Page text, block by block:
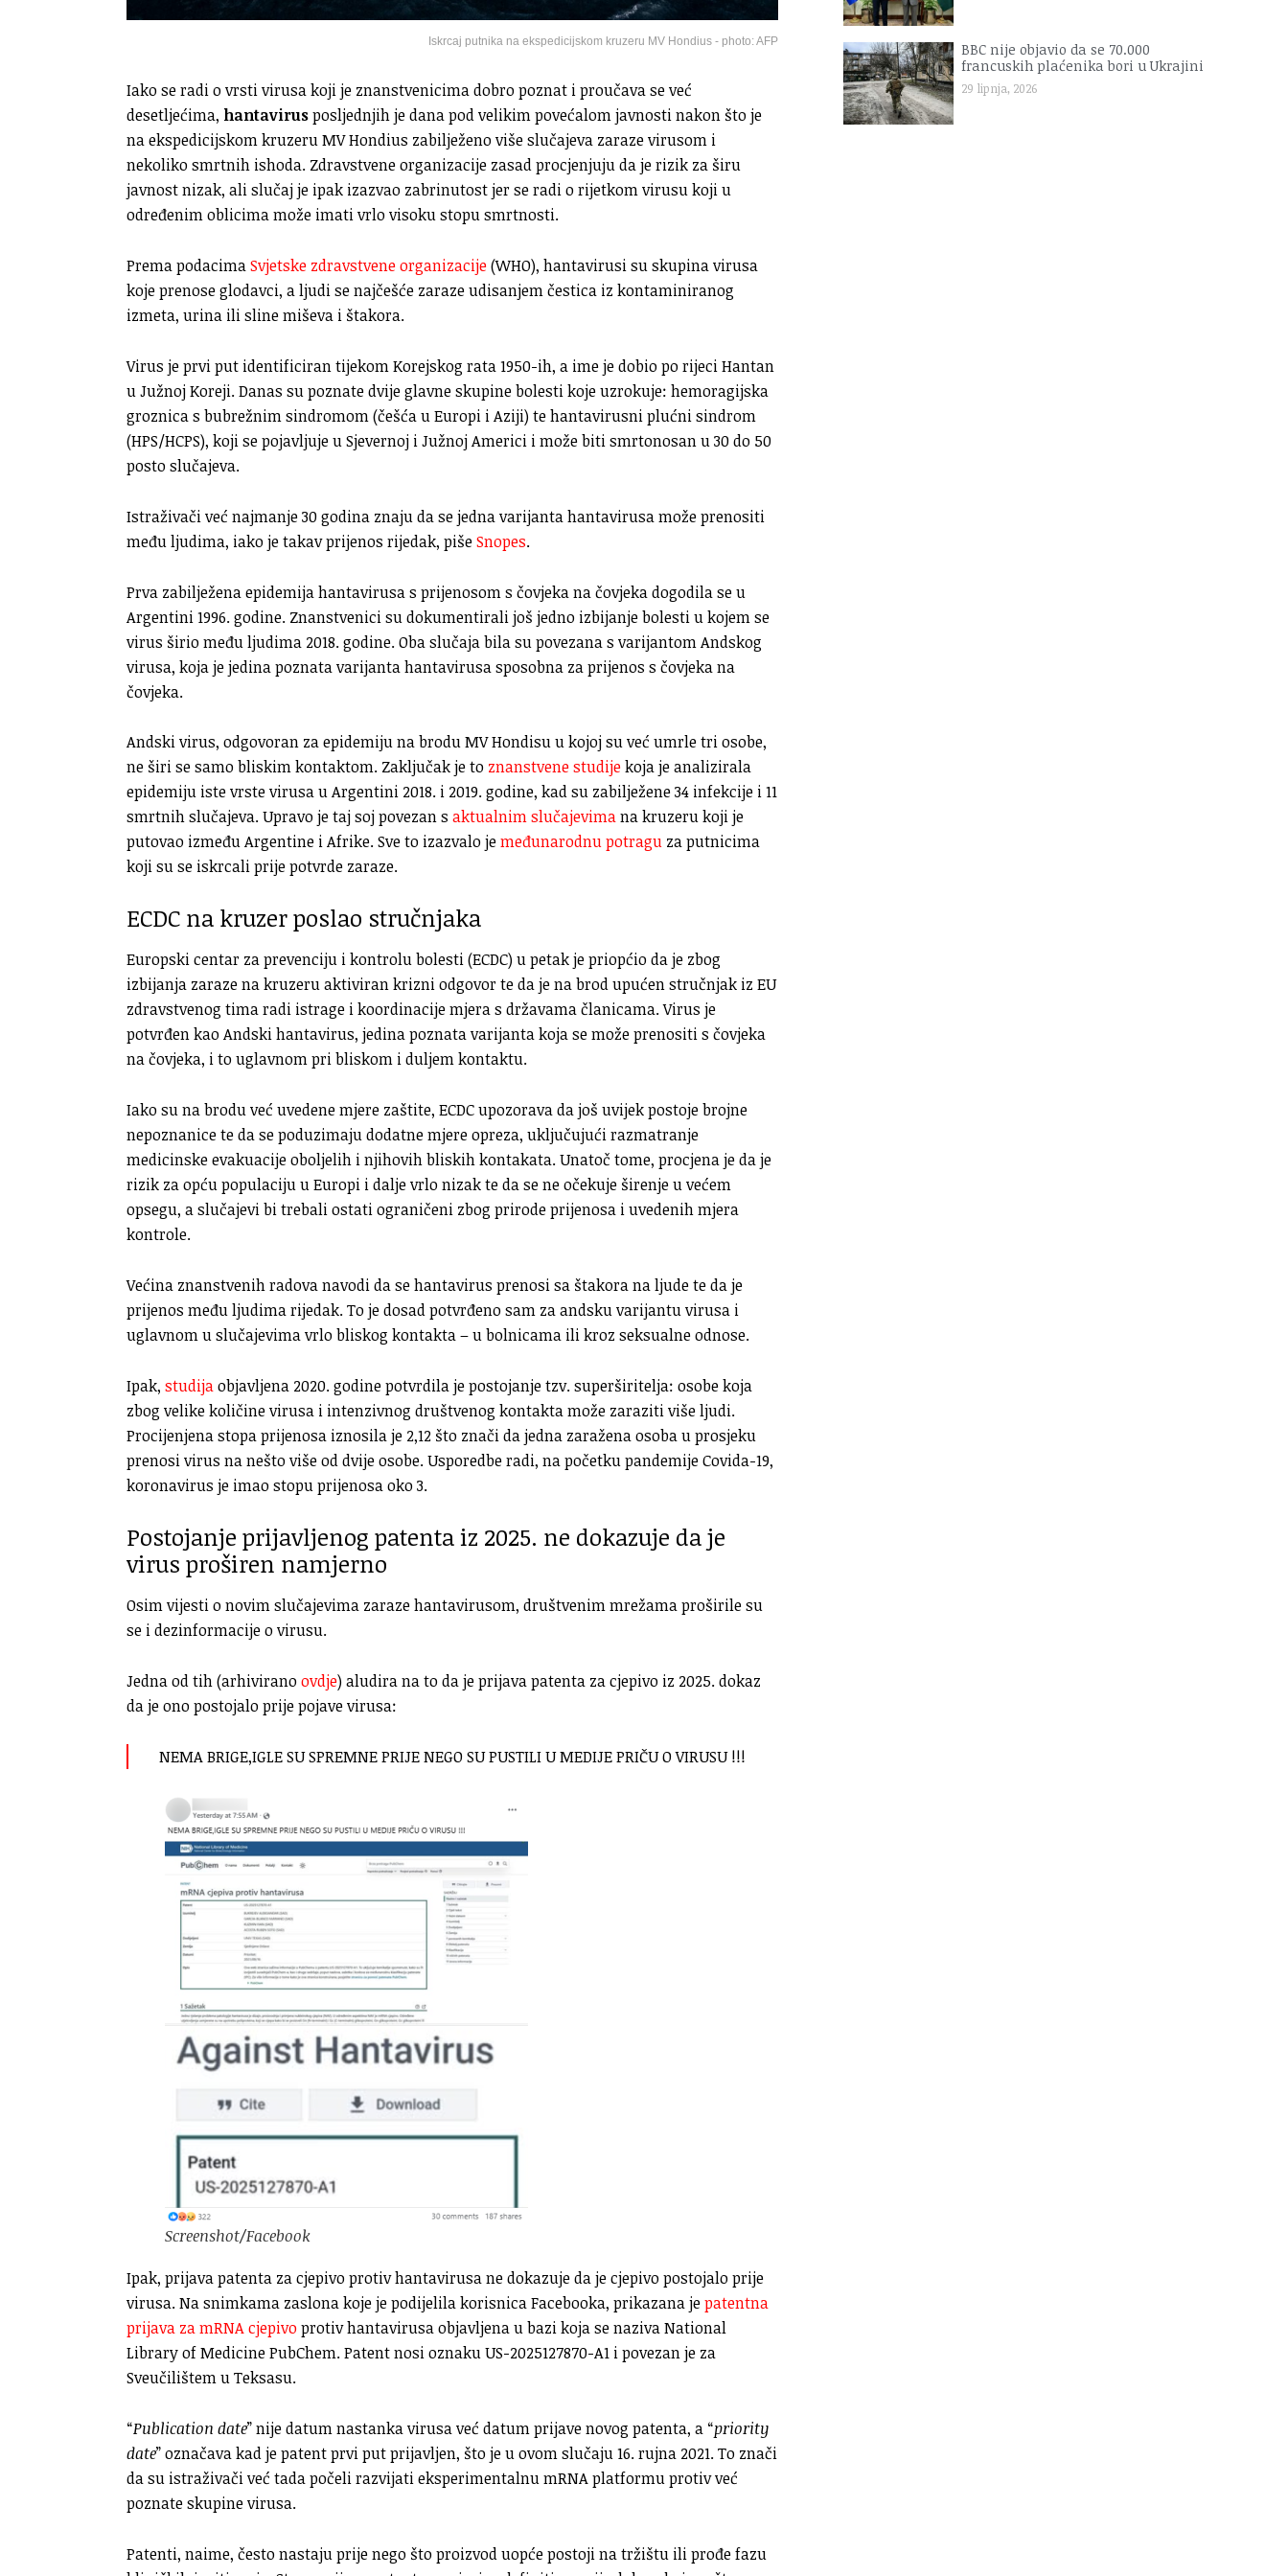
Iskrcaj putnika na ekspedicijskom kruzeru MV Hondius - photo: AFP
Iako se radi o vrsti virusa koji je znanstvenicima dobro poznat i proučava se već
desetljećima, hantavirusposljednjih je dana pod velikim povećalom javnosti nakon što je
na ekspedicijskom kruzeru MV Hondius zabilježeno više slučajeva zaraze virusom i
nekoliko smrtnih ishoda. Zdravstvene organizacije zasad procjenjuju da je rizik za širu
javnost nizak, ali slučaj je ipak izazvao zabrinutost jer se radi o rijetkom virusu koji u
određenim oblicima može imati vrlo visoku stopu smrtnosti.
Prema podacimaSvjetske zdravstvene organizacije(WHO), hantavirusi su skupina virusa
koje prenose glodavci, a ljudi se najčešće zaraze udisanjem čestica iz kontaminiranog
izmeta, urina ili sline miševa i štakora.
Virus je prvi put identificiran tijekom Korejskog rata 1950-ih, a ime je dobio po rijeci Hantan
u Južnoj Koreji. Danas su poznate dvije glavne skupine bolesti koje uzrokuje: hemoragijska
groznica s bubrežnim sindromom (češća u Europi i Aziji) te hantavirusni plućni sindrom
(HPS/HCPS), koji se pojavljuje u Sjevernoj i Južnoj Americi i može biti smrtonosan u 30 do 50
posto slučajeva.
Istraživači već najmanje 30 godina znaju da se jedna varijanta hantavirusa može prenositi
među ljudima, iako je takav prijenos rijedak, pišeSnopes.
Prva zabilježena epidemija hantavirusa s prijenosom s čovjeka na čovjeka dogodila se u
Argentini 1996. godine. Znanstvenici su dokumentirali još jedno izbijanje bolesti u kojem se
virus širio među ljudima 2018. godine. Oba slučaja bila su povezana s varijantom Andskog
virusa, koja je jedina poznata varijanta hantavirusa sposobna za prijenos s čovjeka na
čovjeka.
Andski virus, odgovoran za epidemiju na brodu MV Hondisu u kojoj su već umrle tri osobe,
ne širi se samo bliskim kontaktom. Zaključak je to znanstvene studijekoja je analizirala
epidemiju iste vrste virusa u Argentini 2018. i 2019. godine, kad su zabilježene 34 infekcije i 11
smrtnih slučajeva. Upravo je taj soj povezan s aktualnim slučajevimana kruzeru koji je
putovao između Argentine i Afrike. Sve to izazvalo jemeđunarodnu potragu za putnicima
koji su se iskrcali prije potvrde zaraze.
ECDC na kruzer poslao stručnjaka
Europski centar za prevenciju i kontrolu bolesti (ECDC) u petak je priopćio da je zbog
izbijanja zaraze na kruzeru aktiviran krizni odgovor te da je na brod upućen stručnjak iz EU
zdravstvenog tima radi istrage i koordinacije mjera s državama članicama. Virus je
potvrđen kao Andski hantavirus, jedina poznata varijanta koja se može prenositi s čovjeka
na čovjeka, i to uglavnom pri bliskom i duljem kontaktu.
Iako su na brodu već uvedene mjere zaštite, ECDC upozorava da još uvijek postoje brojne
nepoznanice te da se poduzimaju dodatne mjere opreza, uključujući razmatranje
medicinske evakuacije oboljelih i njihovih bliskih kontakata. Unatoč tome, procjena je da je
rizik za opću populaciju u Europi i dalje vrlo nizak te da se ne očekuje širenje u većem
opsegu, a slučajevi bi trebali ostati ograničeni zbog prirode prijenosa i uvedenih mjera
kontrole.
Većina znanstvenih radova navodi da se hantavirus prenosi sa štakora na ljude te da je
prijenos među ljudima rijedak. To je dosad potvrđeno sam za andsku varijantu virusa i
uglavnom u slučajevima vrlo bliskog kontakta – u bolnicama ili kroz seksualne odnose.
Ipak, studijaobjavljena 2020. godine potvrdila je postojanje tzv. superširitelja: osobe koja
zbog velike količine virusa i intenzivnog društvenog kontakta može zaraziti više ljudi.
Procijenjena stopa prijenosa iznosila je 2,12 što znači da jedna zaražena osoba u prosjeku
prenosi virus na nešto više od dvije osobe. Usporedbe radi, na početku pandemije Covida-19,
koronavirus je imao stopu prijenosa oko 3.
Postojanje prijavljenog patenta iz 2025. ne dokazuje da je
virus proširen namjerno
Osim vijesti o novim slučajevima zaraze hantavirusom, društvenim mrežama proširile su
se i dezinformacije o virusu.
Jedna od tih (arhiviranoovdje) aludira na to da je prijava patenta za cjepivo iz 2025. dokaz
da je ono postojalo prije pojave virusa:
NEMA BRIGE,IGLE SU SPREMNE PRIJE NEGO SU PUSTILI U MEDIJE PRIČU O VIRUSU !!!
Screenshot/Facebook
Ipak, prijava patenta za cjepivo protiv hantavirusa ne dokazuje da je cjepivo postojalo prije
virusa. Na snimkama zaslona koje je podijelila korisnica Facebooka, prikazana jepatentna
prijava za mRNA cjepivoprotiv hantavirusa objavljena u bazi koja se naziva National
Library of Medicine PubChem. Patent nosi oznaku US-2025127870-A1 i povezan je za
Sveučilištem u Teksasu.
“Publication date” nije datum nastanka virusa već datum prijave novog patenta, a “priority
date” označava kad je patent prvi put prijavljen, što je u ovom slučaju 16. rujna 2021. To znači
da su istraživači već tada počeli razvijati eksperimentalnu mRNA platformu protiv već
poznate skupine virusa.
Patenti, naime, često nastaju prije nego što proizvod uopće postoji na tržištu ili prođe fazu
BBC nije objavio da se 70.000
francuskih plaćenika bori u Ukrajini
29 lipnja, 2026